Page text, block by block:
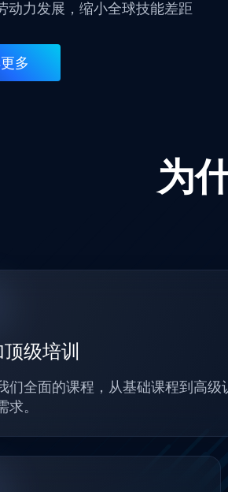
动力发展，缩小全球技能差距
多
为
级培训
们全面的课程，从基础课程到高级
求。